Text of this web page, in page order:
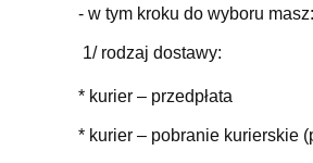
- w tym kroku do wyboru masz:
1/ rodzaj dostawy:
* kurier – przedpłata
* kurier – pobranie kurierskie